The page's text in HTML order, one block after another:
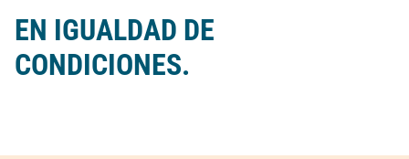
EN IGUALDAD DE
CONDICIONES.